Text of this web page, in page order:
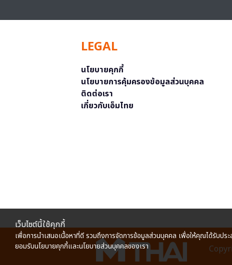
LEGAL
นโยบายคุกกี้
นโยบายการคุ้มครองข้อมูลส่วนบุคคล
ติดต่อเรา
เกี่ยวกับเอ็มไทย
เว็บไซต์นี้ใช้คุกกี้
เพื่อการนำเสนอเนื้อหาที่ดี รวมถึงการจัดการข้อมูลส่วนบุคคล เพื่อให้คุณได้รับป
ยอมรับนโยบายคุกกี้และนโยบายส่วนบุคคลของเรา